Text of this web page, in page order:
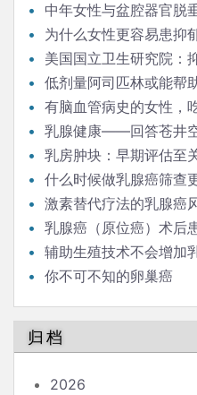
中年女性与盆腔器官脱
为什么女性更容易患抑
美国国立卫生研究院：
低剂量阿司匹林或能帮
有脑血管病史的女性，
乳腺健康——回答苍井
乳房肿块：早期评估至
什么时候做乳腺癌筛查
激素替代疗法的乳腺癌
乳腺癌（原位癌）术后
强度、范围有什么需要注
辅助生殖技术不会增加
刊今天报道
你不可不知的卵巢癌
归档
2026